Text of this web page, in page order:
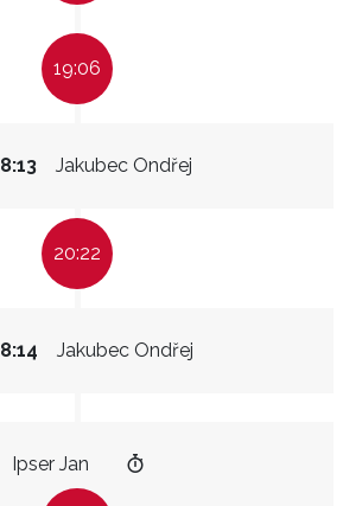
19:06
Jakubec Ondřej
8:13
20:22
Jakubec Ondřej
8:14
Ipser Jan